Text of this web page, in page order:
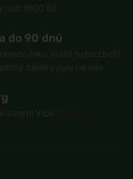
do 90 dnů